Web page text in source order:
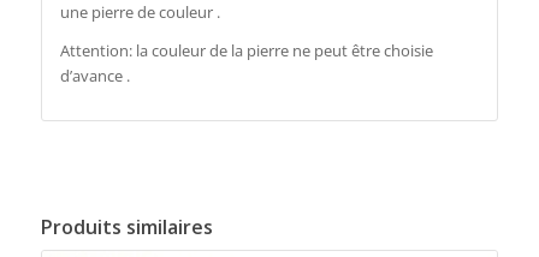
une pierre de couleur .
Attention: la couleur de la pierre ne peut être choisie
d’avance .
Produits similaires